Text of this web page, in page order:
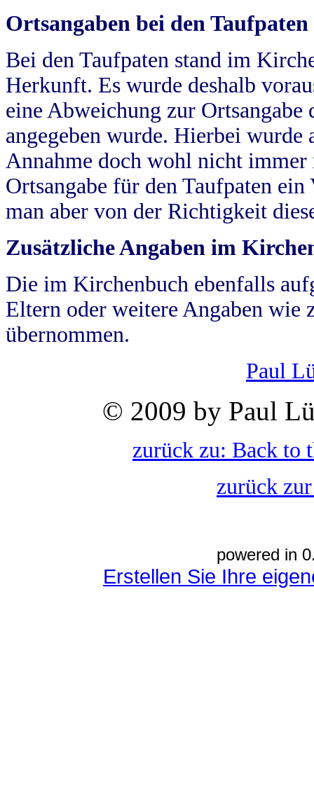
Ortsangaben bei den Taufpaten
Bei den Taufpaten stand im
Herkunft. Es wurde deshalb
eine Abweichung zur
angegeben wurde. Hierbei wurde
Annahme doch wohl nicht
Ortsangabe für den Taufpaten
man aber von der Richtigkeit
Zusätzliche Angaben im
Die im Kirchenbuch ebenfalls
Eltern oder weitere Angaben wie
übernommen.
Paul
© 2009 by Paul
zurück zu: Back to
zurück
powered in
Erstellen Sie Ihre